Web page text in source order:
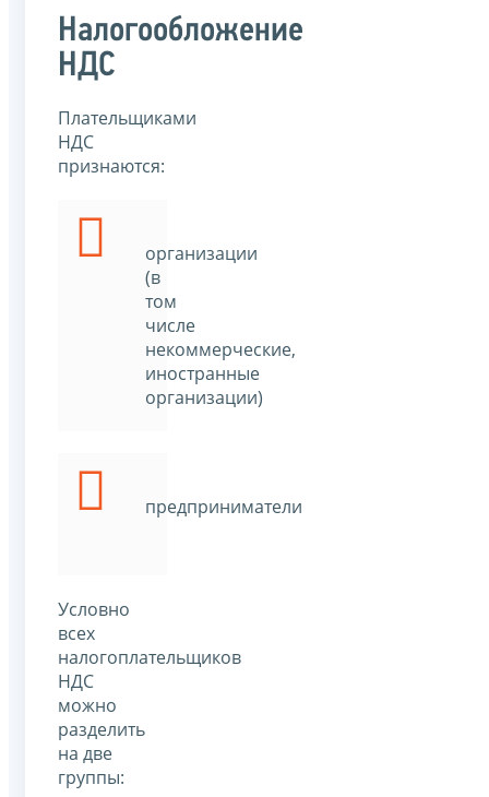
Налогообложение
НДС
Плательщиками
НДС
признаются:
организации
(в
том
числе
некоммерческие,
иностранные
организации)
предприниматели
Условно
всех
налогоплательщиков
НДС
можно
разделить
на две
группы: